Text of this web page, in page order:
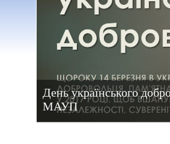
День українського
МАУП